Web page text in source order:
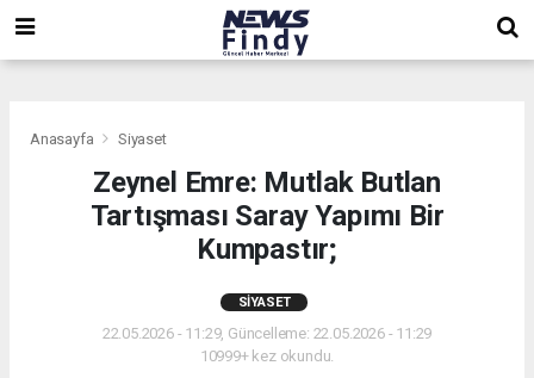
Anasayfa Siyaset
Zeynel Emre: Mutlak Butlan
Tartışması Saray Yapımı Bir
Kumpastır;
SIYASET
22.05.2026 - 11:29, Güncelleme: 22.05.2026 - 11:29
10999+ kez okundu.